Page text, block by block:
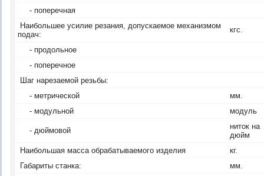
- поперечная
Наибольшее усилие резания, допускаемое механизмом
подач:
кгс.
- продольное
- поперечное
Шаг нарезаемой резьбы:
- метрической
мм.
- модульной
модуль
- дюймовой
ниток на
дюйм
Наибольшая масса обрабатываемого изделия
кг.
Габариты станка:
мм.